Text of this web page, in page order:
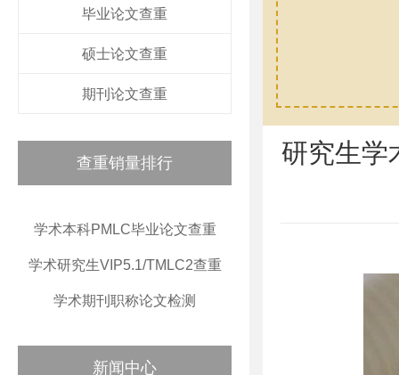
毕业论文查重
硕士论文查重
期刊论文查重
查重销量排行
学术本科PMLC毕业论文查重
学术研究生VIP5.1/TMLC2查重
学术期刊职称论文检测
新闻中心
研究生学